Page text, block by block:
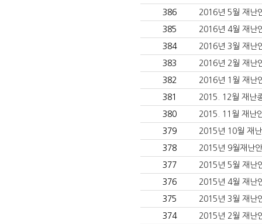
386 2016년 5월 재난
385 2016년 4월 재난
384 2016년 3월 재난
383 2016년 2월 재난
382 2016년 1월 재난
381 2015. 12월 재난
380 2015. 11월 재난
379 2015년 10월 재
378 2015년 9월재난
377 2015년 5월 재난
376 2015년 4월 재난
375 2015년 3월 재난
374 2015년 2월 재난